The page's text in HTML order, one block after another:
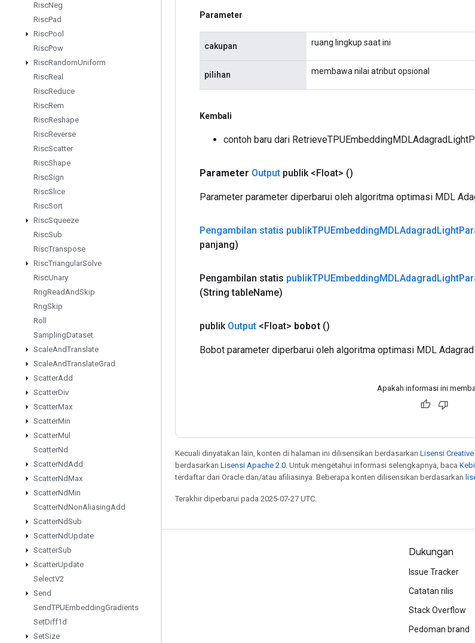
RiscNeg
RiscPad
RiscPool
RiscPow
RiscRandomUniform
RiscReal
RiscReduce
RiscRem
RiscReshape
RiscReverse
RiscScatter
RiscShape
RiscSign
RiscSlice
RiscSort
RiscSqueeze
RiscSub
RiscTranspose
RiscTriangularSolve
RiscUnary
RngReadAndSkip
RngSkip
Roll
SamplingDataset
ScaleAndTranslate
ScaleAndTranslateGrad
ScatterAdd
ScatterDiv
ScatterMax
ScatterMin
ScatterMul
ScatterNd
ScatterNdAdd
ScatterNdMax
ScatterNdMin
ScatterNdNonAliasingAdd
ScatterNdSub
ScatterNdUpdate
ScatterSub
ScatterUpdate
SelectV2
Send
SendTPUEmbeddingGradients
SetDiff1d
SetSize
Parameter
cakupan ruang lingkup saat ini
pilihan membawa nilai atribut opsional
Kembali
contoh baru dari
Parameter Output publik <Float> ()
Parameter parameter diperbarui oleh algoritma optimasi MDL
Pengambilan statis publikTPUEmbeddingMDLAdagradLight
panjang)
Pengambilan statis publikTPUEmbeddingMDLAdagradLight
(String tableName)
publik Output <Float> bobot ()
Bobot parameter diperbarui oleh algoritma optimasi MDL
Apakah informasi ini
Kecuali dinyatakan lain, konten di halaman ini dilisensikan berdasarkan Lisensi
berdasarkan Lisensi Apache 2.0 . Untuk mengetahui informasi selengkapnya, baca
terdaftar dari Oracle dan/atau afiliasinya. Beberapa konten dilisensikan berdasarkan
Terakhir diperbarui pada 2025-07-27 UTC.
Tetap terhubung
Forum
GitHub
Dukungan
Issue Tracker
Catatan rilis
Stack Overflow
Pedoman brand